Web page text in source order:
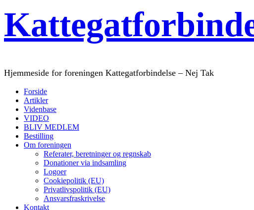
Hjemmeside for foreningen Kattegatforbindelse – Nej Tak
Forside
Artikler
Videnbase
VIDEO
BLIV MEDLEM
Bestilling
Om foreningen
Referater, beretninger og regnskab
Donationer via indsamling
Logoer
Cookiepolitik (EU)
Privatlivspolitik (EU)
Ansvarsfraskrivelse
Kontakt